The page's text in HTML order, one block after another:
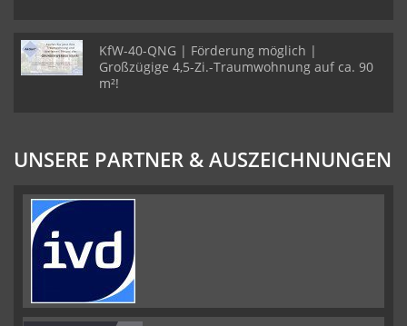
KfW-40-QNG | Förderung möglich |
Großzügige 4,5-Zi.-Traumwohnung auf ca. 90
m²!
UNSERE PARTNER & AUSZEICHNUNGEN